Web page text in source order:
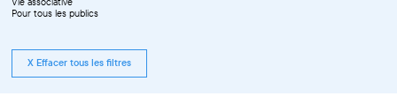
Pour tous les publics
X Effacer tous les filtres